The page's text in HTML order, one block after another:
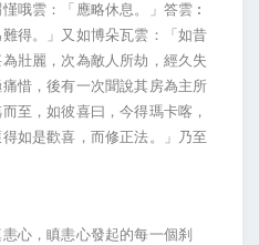
哦雲：「應略休息。」答雲︰
得。」又如博朵瓦雲：「如昔
壯麗，次為敵人所劫，經久失
惜，後有一次聞說其房為主所
至，如彼喜曰，今得瑪卡喀，
如是歡喜，而修正法。」乃至
心，瞋恚心發起的每一個刹